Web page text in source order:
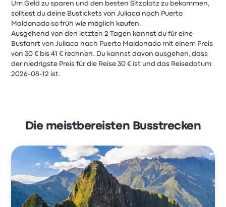
Um Geld zu sparen und den besten Sitzplatz zu bekommen,
solltest du deine Bustickets von Juliaca nach Puerto
Maldonado so früh wie möglich kaufen.
Ausgehend von den letzten 2 Tagen kannst du für eine
Busfahrt von Juliaca nach Puerto Maldonado mit einem Preis
von 30 € bis 41 € rechnen. Du kannst davon ausgehen, dass
der niedrigste Preis für die Reise 30 € ist und das Reisedatum
2026-08-12 ist.
Die meistbereisten Busstrecken